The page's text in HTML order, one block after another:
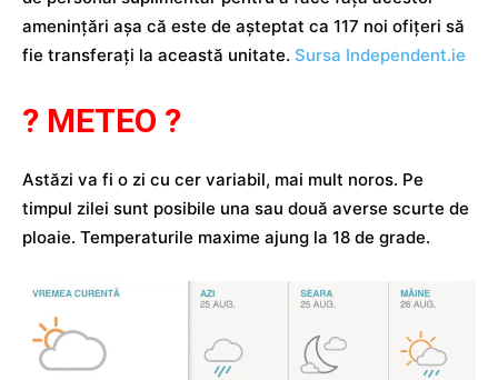
amenințări așa că este de așteptat ca 117 noi ofițeri să
fie transferați la această unitate. Sursa Independent.ie
? METEO ?
Astăzi va fi o zi cu cer variabil, mai mult noros. Pe
timpul zilei sunt posibile una sau două averse scurte de
ploaie. Temperaturile maxime ajung la 18 de grade.